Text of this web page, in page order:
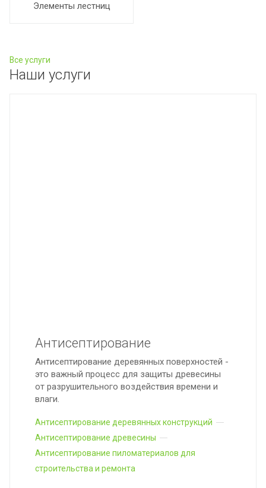
Элементы лестниц
Все услуги
Наши услуги
Антисептирование
Антисептирование деревянных поверхностей -
это важный процесс для защиты древесины
от разрушительного воздействия времени и
влаги.
Антисептирование деревянных конструкций
Антисептирование древесины
Антисептирование пиломатериалов для
строительства и ремонта